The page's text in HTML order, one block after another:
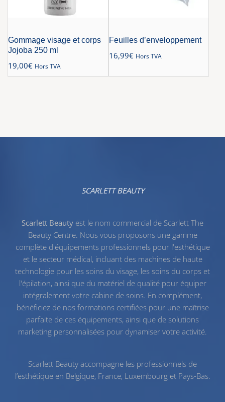
Gommage visage et corps
Jojoba 250 ml
19,00€ Hors TVA
Feuilles d’enveloppement
16,99€ Hors TVA
SCARLETT BEAUTY
Scarlett Beauty est le nom commercial de Scarlett The
Beauty Centre. Nous vous proposons une gamme
complète d'équipements professionnels pour l'esthétique
et le secteur médical, incluant des machines de haute
technologie pour les soins du visage, les soins du corps et
l'épilation, ainsi que du matériel de qualitépour équiper
intégralement votre cabine de soins. En complément,
bénéficiez de nos formations certifiéespour une maîtrise
parfaite de ces équipements, ainsi que de solutions
marketing personnalisées pour dynamiser votre activité.
Scarlett Beauty accompagne les professionnels de
l’esthétique en Belgique, France, Luxembourg et Pays-Bas.